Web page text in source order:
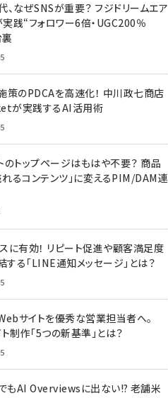
、なぜSNSが重要？ フジドリームエア
実践“フォロワー6倍・UGC200％
策のPDCAを高速化！ 中川政七商店
が実践するAI活用術
のトップページはもはや不要？ 商品
れるコンテンツ」に変えるPIM/DAM連
に有効！ リピート促進や顧客満足度
する「LINE通知メッセージ」とは？
サイトを優秀な営業担当者へ。
制作「5つの新基準」とは？
もAI Overviewsに出ない!? 老舗米